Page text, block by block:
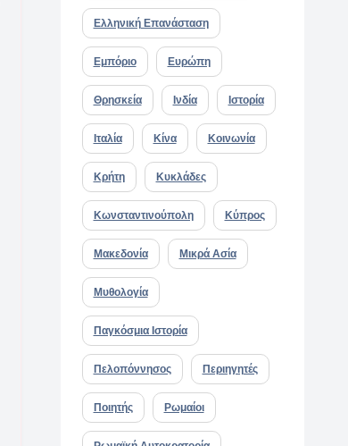
Ελληνική Επανάσταση
Εμπόριο Ευρώπη
Θρησκεία Ινδία Ιστορία
Ιταλία Κίνα Κοινωνία
Κρήτη Κυκλάδες
Κωνσταντινούπολη Κύπρος
Μακεδονία Μικρά Ασία
Μυθολογία
Παγκόσμια Ιστορία
Πελοπόννησος Περιηγητές
Ποιητής Ρωμαίοι